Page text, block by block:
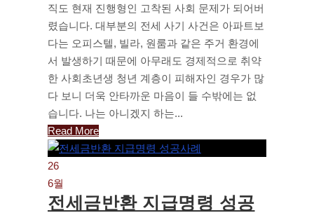
직도 현재 진행형인 고착된 사회 문제가 되어버
렸습니다. 대부분의 전세 사기 사건은 아파트보
다는 오피스텔, 빌라, 원룸과 같은 주거 환경에
서 발생하기 때문에 아무래도 경제적으로 취약
한 사회초년생 청년 계층이 피해자인 경우가 많
다 보니 더욱 안타까운 마음이 들 수밖에는 없
습니다. 나는 아니겠지 하는...
Read More
26
6월
전세금반환 지급명령 성공